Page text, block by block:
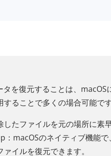
を復元することは、
ることで多くの場合可能です
したファイルを元の場所に素
：macOSのネイティブ機能
イルを復元できます。